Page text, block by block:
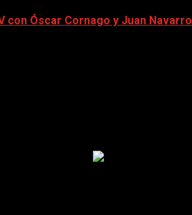
Óscar Cornago y Juan Navarro